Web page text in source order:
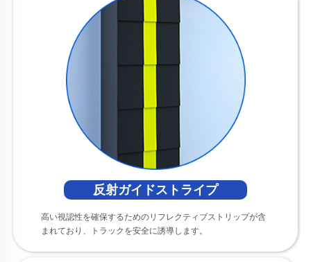
反射ガイドストライプ
高い視認性を確保するためのリフレクティブストリップが含
まれており、トラックを安全に誘導します。